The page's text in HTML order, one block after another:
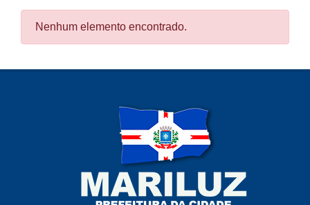
Nenhum elemento encontrado.